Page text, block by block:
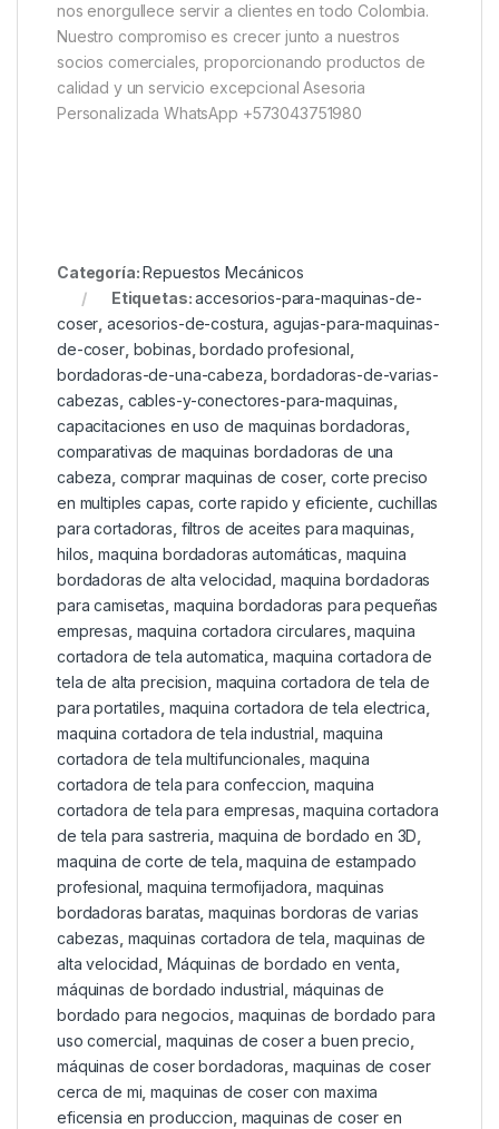
nos enorgullece servir a clientes en todo Colombia.
Nuestro compromiso es crecer junto a nuestros
socios comerciales, proporcionando productos de
calidad y un servicio excepcional Asesoria
Personalizada WhatsApp +573043751980
Categoría:Repuestos Mecánicos
Etiquetas:accesorios-para-maquinas-de-
coser ,acesorios-de-costura agujas-para-maquinas-
de-coser, bobinas ,bordado profesional
bordadoras-de-una-cabeza ,bordadoras-de-varias-
cabezas cables-y-conectores-para-maquinas
capacitaciones en uso de maquinas bordadoras
comparativas de maquinas bordadoras de una
cabeza comprar maquinas de coser,corte preciso
en multiples capas ,corte rapido y eficiente cuchillas
para cortadoras filtros de aceites para maquinas
hilos ,maquina bordadoras automáticas maquina
bordadoras de alta velocidad maquina bordadoras
para camisetas maquina bordadoras para pequeñas
empresas maquina cortadora circulares ,maquina
cortadora de tela automatica maquina cortadora de
tela de alta precision maquina cortadora de tela de
para portatiles maquina cortadora de tela electrica
maquina cortadora de tela industrial maquina
cortadora de tela multifuncionales maquina
cortadora de tela para confeccion ,maquina
cortadora de tela para empresas ,maquina cortadora
de tela para sastreria maquina de bordado en 3D
maquina de corte de tela ,maquina de estampado
profesional ,maquina termofijadora maquinas
bordadoras baratas ,maquinas bordoras de varias
cabezas maquinas cortadora de tela maquinas de
alta velocidad Máquinas de bordado en venta
máquinas de bordado industrial máquinas de
bordado para negocios maquinas de bordado para
uso comercial maquinas de coser a buen precio
máquinas de coser bordadoras maquinas de coser
cerca de mi ,maquinas de coser con maxima
eficensia en produccion maquinas de coser en